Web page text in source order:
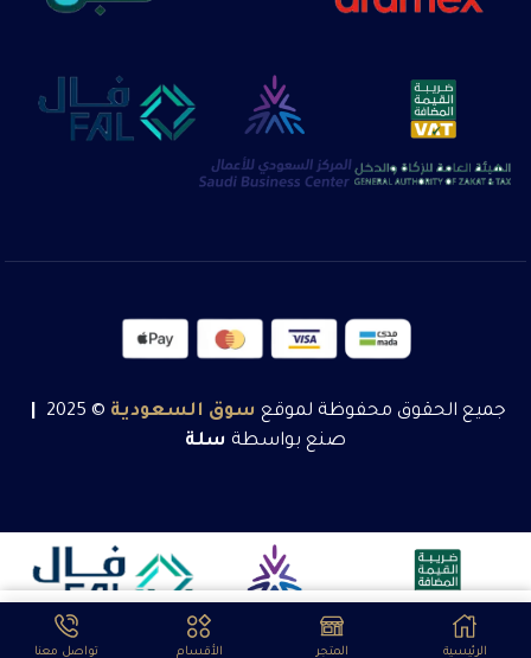
تحديد أحد الخيارات
الرئيسية المتجر الأقسام تواصل معنا
جميع الحقوق محفوظة لموقع سوق السعودية © 2025
صنع بواسطة سلة